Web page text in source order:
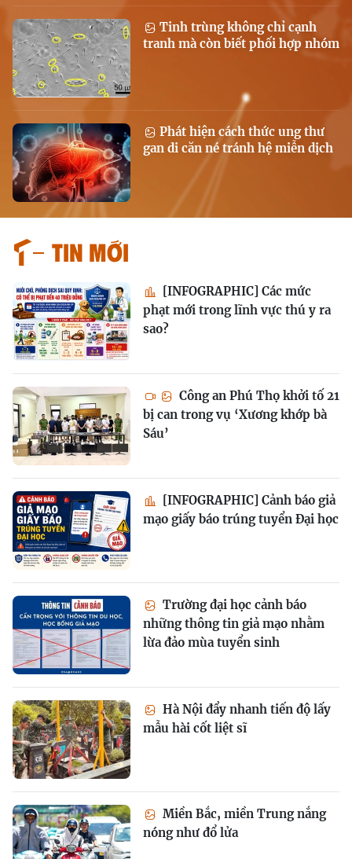
Tinh trùng không chỉ cạnh
tranh mà còn biết phối hợp nhóm
Phát hiện cách thức ung thư
gan di căn né tránh hệ miễn dịch
Tin mới
[INFOGRAPHIC] Các mức
phạt mới trong lĩnh vực thú y ra
sao?
Công an Phú Thọ khởi tố 21
bị can trong vụ ‘Xương khớp bà
Sáu’
[INFOGRAPHIC] Cảnh báo giả
mạo giấy báo trúng tuyển Đại học
Trường đại học cảnh báo
những thông tin giả mạo nhằm
lừa đảo mùa tuyển sinh
Hà Nội đẩy nhanh tiến độ lấy
mẫu hài cốt liệt sĩ
Miền Bắc, miền Trung nắng
nóng như đổ lửa